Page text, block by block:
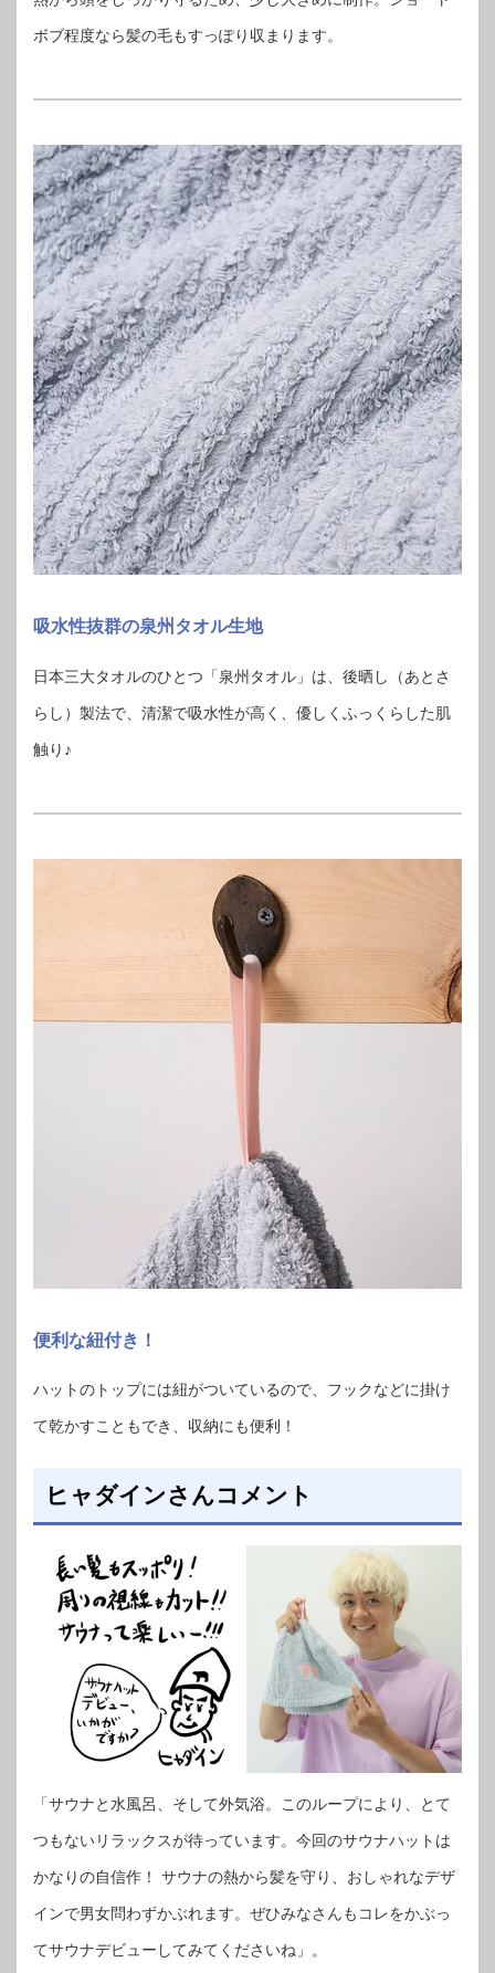
ボブ程度なら髪の毛もすっぽり収まります。
吸水性抜群の泉州タオル生地
日本三大タオルのひとつ「泉州タオル」は、後晒し（あとさ
らし）製法で、清潔で吸水性が高く、優しくふっくらした肌
触り♪
便利な紐付き！
ハットのトップには紐がついているので、フックなどに掛け
て乾かすこともでき、収納にも便利！
ヒャダインさんコメント
「サウナと水風呂、そして外気浴。このループにより、とて
つもないリラックスが待っています。今回のサウナハットは
かなりの自信作！ サウナの熱から髪を守り、おしゃれなデザ
インで男女問わずかぶれます。ぜひみなさんもコレをかぶっ
てサウナデビューしてみてくださいね」。